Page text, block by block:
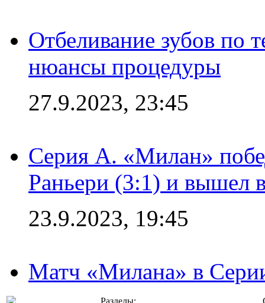
Отбеливание зубов по
нюансы процедуры
27.9.2023, 23:45
Серия А. «Милан»
Раньери (3:1) и вышел
23.9.2023, 19:45
Матч «Милана» в
Разделы: